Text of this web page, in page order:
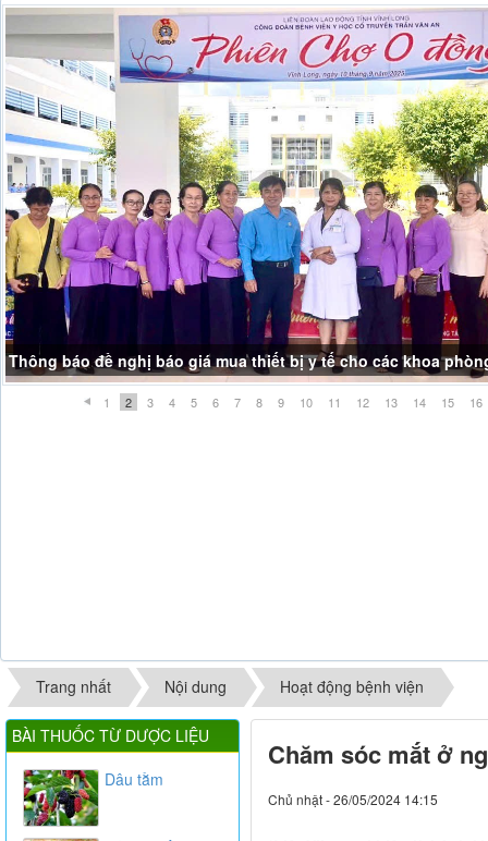
Thông báo đề nghị báo giá mua thiết bị y tế cho các khoa
1 2 3 4 5 6 7 8 9 10 11 12 13 14 15 16
Trang nhất Nội dung Hoạt động bệnh viện
Chăm sóc mắt ở
Chủ nhật - 26/05/2024 14:15
BÀI THUỐC TỪ DƯỢC LIỆU
Dâu tằm